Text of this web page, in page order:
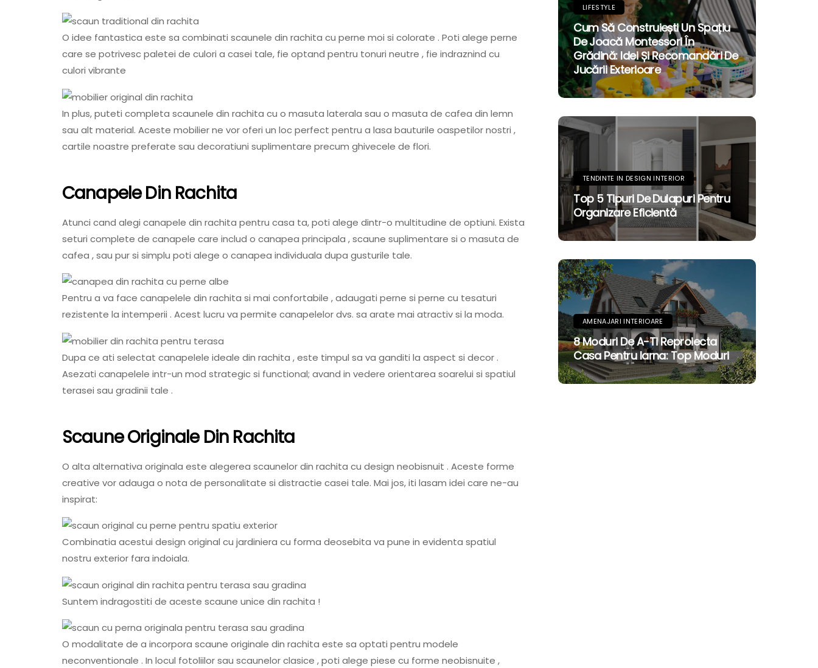
O idee fantastica este sa combinati scaunele din rachita cu perne moi si colorate . Poti alege perne
care se potrivesc paletei de culori a casei tale, fie optand pentru tonuri neutre , fie indraznind cu
culori vibrante
In plus, puteti completa scaunele din rachita cu o masuta laterala sau o masuta de cafea din lemn
sau alt material. Aceste mobilier ne vor oferi un loc perfect pentru a lasa bauturile oaspetilor nostri ,
cartile noastre preferate sau decoratiuni suplimentare precum ghivecele de flori.
Canapele Din Rachita
Atunci cand alegi canapele din rachita pentru casa ta, poti alege dintr-o multitudine de optiuni. Exista
seturi complete de canapele care includ o canapea principala , scaune suplimentare si o masuta de
cafea , sau pur si simplu poti alege o canapea individuala dupa gusturile tale.
Pentru a va face canapelele din rachita si mai confortabile , adaugati perne si perne cu tesaturi
rezistente la intemperii . Acest lucru va permite canapelelor dvs. sa arate mai atractiv si la moda.
Dupa ce ati selectat canapelele ideale din rachita , este timpul sa va ganditi la aspect si decor .
Asezati canapelele intr-un mod strategic si functional; avand in vedere orientarea soarelui si spatiul
terasei sau gradinii tale .
Scaune Originale Din Rachita
O alta alternativa originala este alegerea scaunelor din rachita cu design neobisnuit . Aceste forme
creative vor adauga o nota de personalitate si distractie casei tale. Mai jos, iti lasam idei care ne-au
inspirat:
Combinatia acestui design original cu jardiniera cu forma deosebita va pune in evidenta spatiul
nostru exterior fara indoiala.
Suntem indragostiti de aceste scaune unice din rachita !
O modalitate de a incorpora scaune originale din rachita este sa optati pentru modele
neconventionale . In locul fotoliilor sau scaunelor clasice , poti alege piese cu forme neobisnuite ,
LIFESTYLE
Cum Să Construiești Un Spațiu
De Joacă Montessori În
Grădină: Idei Și Recomandări De
Jucării Exterioare
TENDINTE IN DESIGN INTERIOR
Top 5 Tipuri De Dulapuri Pentru
Organizare Eficientă
AMENAJARI INTERIOARE
8 Moduri De A-Ti Reproiecta
Casa Pentru Iarna: Top Moduri